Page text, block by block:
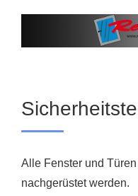
Alle Fenster und
nachgerüstet werden.